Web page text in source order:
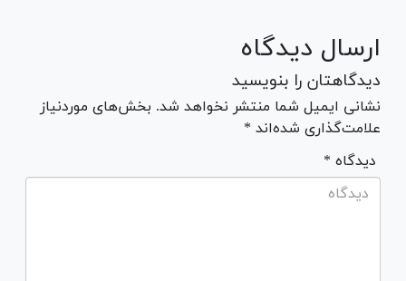
ارسال دیدگاه
دیدگاهتان را بنویسید
نشانی ایمیل شما منتشر نخواهد شد. بخش‌های موردنیاز
علامت‌گذاری شده‌اند *
* دیدگاه